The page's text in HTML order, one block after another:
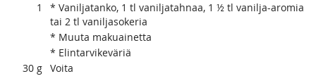
1
* Vaniljatanko, 1 tl vaniljatahnaa, 1 ½ tl vanilja-aromia
tai 2 tl vaniljasokeria
* Muuta makuainetta
* Elintarvikeväriä
30 g Voita